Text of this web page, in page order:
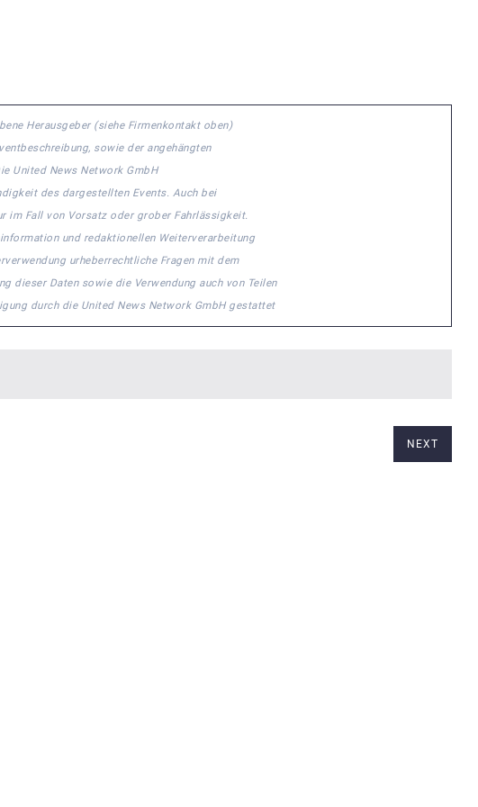
Herausgeber (siehe Firmenkontakt oben)
sowie der angehängten
United News Network GmbH
des dargestellten Events. Auch bei
im Fall von Vorsatz oder grober Fahrlässigkeit.
und redaktionellen Weiterverarbeitung
urheberrechtliche Fragen mit dem
dieser Daten sowie die Verwendung auch von Teilen
durch die United News Network GmbH gestattet
NEXT